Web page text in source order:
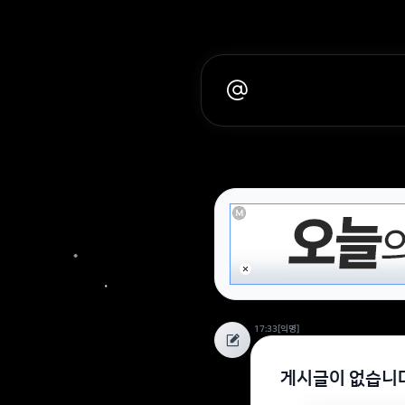
17:33[익명]
게시글이 없습니